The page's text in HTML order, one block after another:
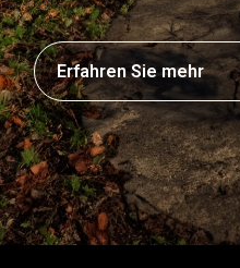
Erfahren Sie mehr